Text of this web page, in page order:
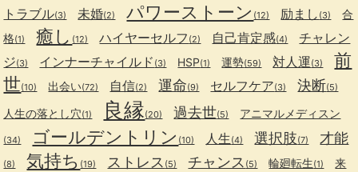
トラブル(3) 未婚(2) パワーストーン (12) 励まし (3)
合
格(1) 癒し (12) ハイヤーセルフ (2) 自己肯定感(4)
チャレン
ジ(3) インナーチャイルド (3) HSP(1) 運勢(59) 対人運(3)
前
世(10) 出会い(72) 自信(2) 運命(9) セルフケア(3) 決断(5)
人生の落とし穴(1) 良縁(20) 過去世(5) アニマルメディスン
(34) ゴールデントリン (10) 人生(4) 選択肢(7) 才能
(8) 気持ち (19) ストレス (5) チャンス (5) 輪廻転生(1)
来